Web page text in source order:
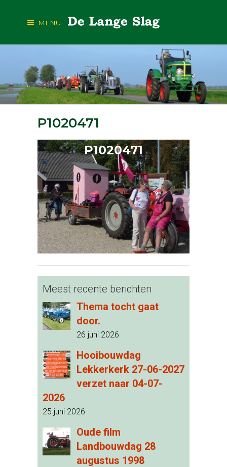
MENU
P1020471
P1020471
Meest recente berichten
Thema tocht gaat
door.
26 juni 2026
Hooibouwdag
Lekkerkerk 27-06-2027
verzet naar 04-07-
2026
25 juni 2026
Oude film
Landbouwdag 28
augustus 1998